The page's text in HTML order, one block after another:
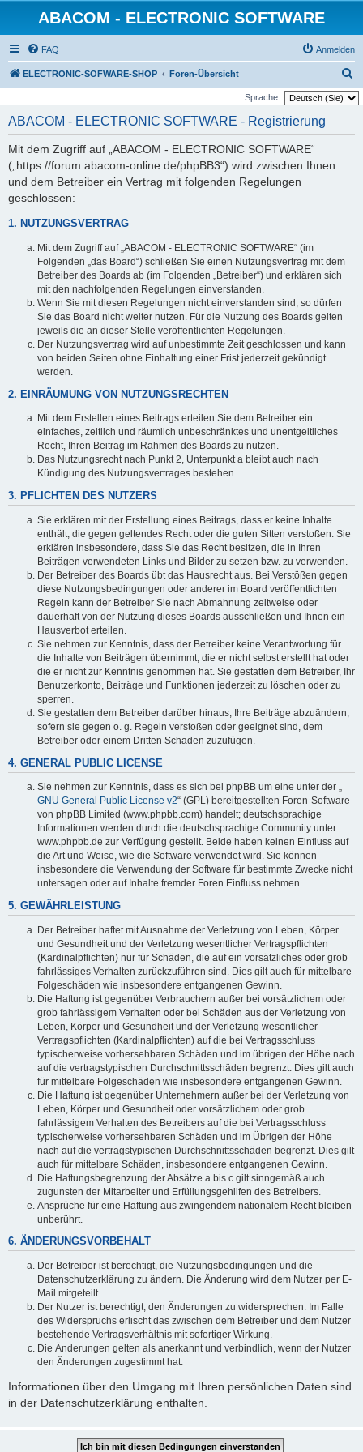
ABACOM - ELECTRONIC SOFTWARE
FAQ Anmelden
ELECTRONIC-SOFWARE-SHOP Foren-Übersicht
u
Sprache:
ABACOM - ELECTRONIC SOFTWARE - Registrierung
Mit dem Zugriff auf „ABACOM - ELECTRONIC SOFTWARE“
(„https://forum.abacom-online.de/phpBB3“) wird zwischen Ihnen
und dem Betreiber ein Vertrag mit folgenden Regelungen
geschlossen:
1. NUTZUNGSVERTRAG
Mit dem Zugriff auf „ABACOM - ELECTRONIC SOFTWARE“ (im
Folgenden „das Board“) schließen Sie einen Nutzungsvertrag mit dem
Betreiber des Boards ab (im Folgenden „Betreiber“) und erklären sich
mit den nachfolgenden Regelungen einverstanden.
Wenn Sie mit diesen Regelungen nicht einverstanden sind, so dürfen
Sie das Board nicht weiter nutzen. Für die Nutzung des Boards gelten
jeweils die an dieser Stelle veröffentlichten Regelungen.
Der Nutzungsvertrag wird auf unbestimmte Zeit geschlossen und kann
von beiden Seiten ohne Einhaltung einer Frist jederzeit gekündigt
werden.
2. EINRÄUMUNG VON NUTZUNGSRECHTEN
Mit dem Erstellen eines Beitrags erteilen Sie dem Betreiber ein
einfaches, zeitlich und räumlich unbeschränktes und unentgeltliches
Recht, Ihren Beitrag im Rahmen des Boards zu nutzen.
Das Nutzungsrecht nach Punkt 2, Unterpunkt a bleibt auch nach
Kündigung des Nutzungsvertrages bestehen.
3. PFLICHTEN DES NUTZERS
Sie erklären mit der Erstellung eines Beitrags, dass er keine Inhalte
enthält, die gegen geltendes Recht oder die guten Sitten verstoßen. Sie
erklären insbesondere, dass Sie das Recht besitzen, die in Ihren
Beiträgen verwendeten Links und Bilder zu setzen bzw. zu verwenden.
Der Betreiber des Boards übt das Hausrecht aus. Bei Verstößen gegen
diese Nutzungsbedingungen oder anderer im Board veröffentlichten
Regeln kann der Betreiber Sie nach Abmahnung zeitweise oder
dauerhaft von der Nutzung dieses Boards ausschließen und Ihnen ein
Hausverbot erteilen.
Sie nehmen zur Kenntnis, dass der Betreiber keine Verantwortung für
die Inhalte von Beiträgen übernimmt, die er nicht selbst erstellt hat oder
die er nicht zur Kenntnis genommen hat. Sie gestatten dem Betreiber, Ihr
Benutzerkonto, Beiträge und Funktionen jederzeit zu löschen oder zu
sperren.
Sie gestatten dem Betreiber darüber hinaus, Ihre Beiträge abzuändern,
sofern sie gegen o. g. Regeln verstoßen oder geeignet sind, dem
Betreiber oder einem Dritten Schaden zuzufügen.
4. GENERAL PUBLIC LICENSE
Sie nehmen zur Kenntnis, dass es sich bei phpBB um eine unter der „
GNU General Public License v2“ (GPL) bereitgestellten Foren-Software
von phpBB Limited (www.phpbb.com) handelt; deutschsprachige
Informationen werden durch die deutschsprachige Community unter
www.phpbb.de zur Verfügung gestellt. Beide haben keinen Einfluss auf
die Art und Weise, wie die Software verwendet wird. Sie können
insbesondere die Verwendung der Software für bestimmte Zwecke nicht
untersagen oder auf Inhalte fremder Foren Einfluss nehmen.
5. GEWÄHRLEISTUNG
Der Betreiber haftet mit Ausnahme der Verletzung von Leben, Körper
und Gesundheit und der Verletzung wesentlicher Vertragspflichten
(Kardinalpflichten) nur für Schäden, die auf ein vorsätzliches oder grob
fahrlässiges Verhalten zurückzuführen sind. Dies gilt auch für mittelbare
Folgeschäden wie insbesondere entgangenen Gewinn.
Die Haftung ist gegenüber Verbrauchern außer bei vorsätzlichem oder
grob fahrlässigem Verhalten oder bei Schäden aus der Verletzung von
Leben, Körper und Gesundheit und der Verletzung wesentlicher
Vertragspflichten (Kardinalpflichten) auf die bei Vertragsschluss
typischerweise vorhersehbaren Schäden und im übrigen der Höhe nach
auf die vertragstypischen Durchschnittsschäden begrenzt. Dies gilt auch
für mittelbare Folgeschäden wie insbesondere entgangenen Gewinn.
Die Haftung ist gegenüber Unternehmern außer bei der Verletzung von
Leben, Körper und Gesundheit oder vorsätzlichem oder grob
fahrlässigem Verhalten des Betreibers auf die bei Vertragsschluss
typischerweise vorhersehbaren Schäden und im Übrigen der Höhe
nach auf die vertragstypischen Durchschnittsschäden begrenzt. Dies gilt
auch für mittelbare Schäden, insbesondere entgangenen Gewinn.
Die Haftungsbegrenzung der Absätze a bis c gilt sinngemäß auch
zugunsten der Mitarbeiter und Erfüllungsgehilfen des Betreibers.
Ansprüche für eine Haftung aus zwingendem nationalem Recht bleiben
unberührt.
6. ÄNDERUNGSVORBEHALT
Der Betreiber ist berechtigt, die Nutzungsbedingungen und die
Datenschutzerklärung zu ändern. Die Änderung wird dem Nutzer per E-
Mail mitgeteilt.
Der Nutzer ist berechtigt, den Änderungen zu widersprechen. Im Falle
des Widerspruchs erlischt das zwischen dem Betreiber und dem Nutzer
bestehende Vertragsverhältnis mit sofortiger Wirkung.
Die Änderungen gelten als anerkannt und verbindlich, wenn der Nutzer
den Änderungen zugestimmt hat.
Informationen über den Umgang mit Ihren persönlichen Daten sind
in der Datenschutzerklärung enthalten.